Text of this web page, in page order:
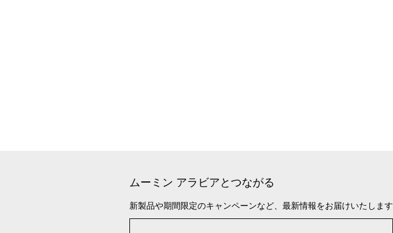
ムーミン アラビアとつながる
新製品や期間限定のキャンペーンなど、最新情報をお届けいたします